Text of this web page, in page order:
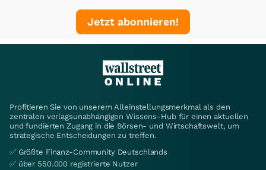
Jetzt abonnieren!
Profitieren Sie von unserem Alleinstellungsmerkmal als den
zentralen verlagsunabhängigen Wissens-Hub für einen aktuellen
und fundierten Zugang in die Börsen- und Wirtschaftswelt, um
strategische Entscheidungen zu treffen.
✅ Größte Finanz-Community Deutschlands
✅ über 550.000 registrierte Nutzer